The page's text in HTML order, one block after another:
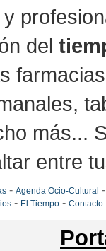
del
más...
entre
-Agenda Ocio-Cultural
- El Tiempo -Contacto